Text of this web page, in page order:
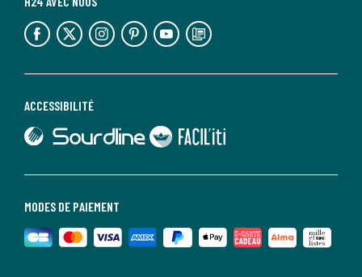
MODES DE PAIEMENT
ACCESSIBILITÉ
lien vers Sourdline
lien vers Faciliti
lien vers l'espace réseaux sociaux lien vers l'espace réseaux sociaux lien vers l'espace réseaux sociaux lien vers l'espace réseaux sociaux lien vers l'espace réseaux sociaux lien vers le blog la redoute